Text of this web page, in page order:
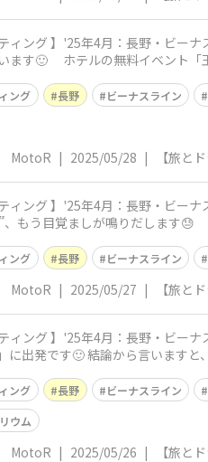
】'25年4月：長野・ビーナスライン（美ヶ原・王ヶ頭
鼻」の近くまで、バスで送ってもらい その後
ング 長野 ビーナスライン
MotoR | 2025/05/28 | 【旅と
】'25年4月：長野・ビーナスライン（美ヶ原・王ヶ頭
😓 今日の日の出は午前4時53分だそうで ご親切にも「日の出カフェ」が日の出30分前からオ
ング 長野 ビーナスライン
MotoR | 2025/05/27 | 【旅と
'25年4月：長野・ビーナスライン（美ヶ原・王ヶ頭）⑬
」に出発です🙂 結論から言います
ング 長野 ビーナスライン
ウム
MotoR | 2025/05/26 | 【旅と